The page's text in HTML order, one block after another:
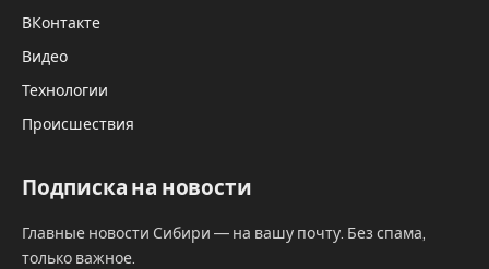
ВКонтакте
Видео
Технологии
Происшествия
Подписка на новости
Главные новости Сибири — на вашу почту. Без спама,
только важное.